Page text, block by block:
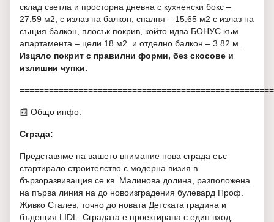
склад светла и просторна дневна с кухненски бокс –
27.59 м2, с излаз на балкон, спалня – 15.65 м2 с излаз на
същия балкон, плосък покрив, който идва БОНУС към
апартамента – цели 18 м2. и отделно балкон – 3.82 м.
Изцяло покрит с правилни форми, без скосове и
излишни чупки.
📰 Общо инфо:
Сграда:
Представяме на вашето внимание нова сграда със
стартирало строителство с модерна визия в
бързоразвиващия се кв. Малинова долина, разположена
на първа линия на до новоизградения булевард Проф.
Живко Сталев, точно до новата Детската градина и
бъдещия LIDL. Сградата е проектирана с един вход,